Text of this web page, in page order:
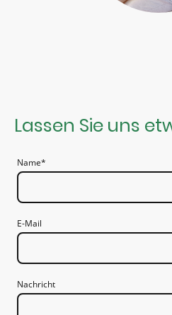
Lassen Sie uns
Name*
E-Mail
Nachricht